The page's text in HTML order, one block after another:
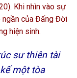
Khi nhìn vào sự
ngần của Đấng Đời
hiện sinh.
sư thiên tài
một tòa